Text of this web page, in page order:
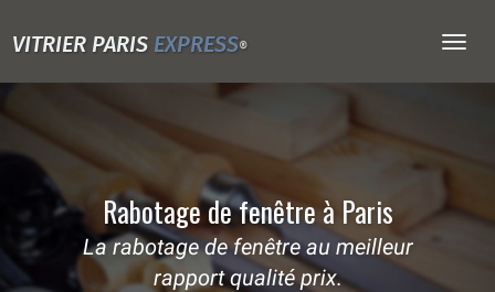
VITRIER PARIS EXPRESS®
Rabotage de fenêtre à Paris
La rabotage de fenêtre au meilleur
rapport qualité prix.